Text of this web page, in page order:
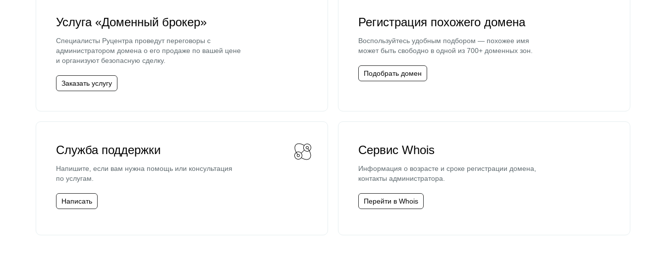
Услуга «Доменный брокер»
Специалисты Руцентра проведут переговоры с
администратором домена о его продаже по вашей цене
и организуют безопасную сделку.
Заказать услугу
Регистрация похожего домена
Воспользуйтесь удобным подбором — похожее имя
может быть свободно в одной из 700+ доменных зон.
Подобрать домен
Служба поддержки
Напишите, если вам нужна помощь или консультация
по услугам.
Написать
Сервис Whois
Информация о возрасте и сроке регистрации домена,
контакты администратора.
Перейти в Whois